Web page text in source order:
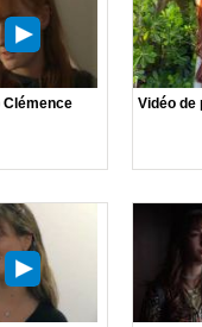
Clémence
Vidéo de